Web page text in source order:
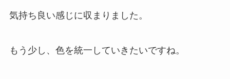
気持ち良い感じに収まりました。
もう少し、色を統一していきたいですね。